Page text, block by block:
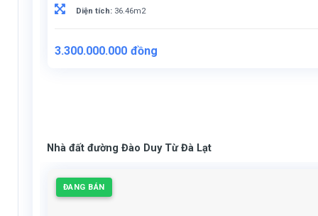
Diện tích: 36.46m2
3.300.000.000 đồng
Nhà đất đường Đào Duy Từ Đà Lạt
ĐANG BÁN